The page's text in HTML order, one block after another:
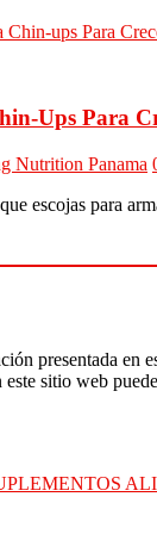
Ups Para
Nutrition Panama
escojas para
presentada en
sitio web